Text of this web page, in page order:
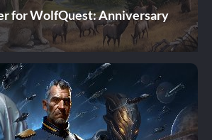
for WolfQuest: Anniversary